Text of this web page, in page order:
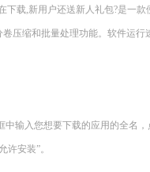
下载,新用户还送新人礼包?是一
压缩和批量处理功能。软件运行
中输入您想要下载的应用的全名
许安装”。